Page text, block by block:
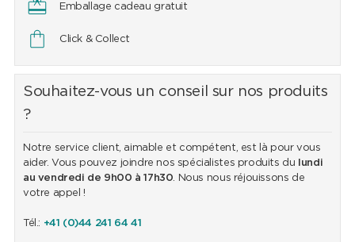
Emballage cadeau gratuit
Click & Collect
Souhaitez-vous un conseil sur nos produits
?
Notre service client, aimable et compétent, est là pour vous
aider. Vous pouvez joindre nos spécialistes produits du
lundi
au vendredi de 9h00 à 17h30. Nous nous réjouissons de
votre appel !
Tél.: +41 (0)44 241 64 41